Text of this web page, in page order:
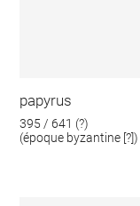
papyrus
395 / 641 (?)
(époque byzantine [?])